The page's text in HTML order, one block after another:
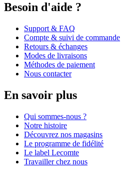
Besoin d'aide ?
Support & FAQ
Compte & suivi de commande
Retours & échanges
Modes de livraisons
Méthodes de paiement
Nous contacter
En savoir plus
Qui sommes-nous ?
Notre histoire
Découvrez nos magasins
Le programme de fidélité
Le label Lecomte
Travailler chez nous